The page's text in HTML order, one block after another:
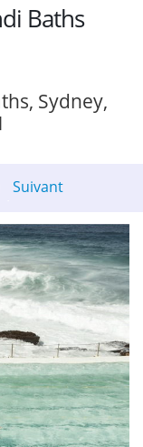
Baths
Sydney,
Suivant